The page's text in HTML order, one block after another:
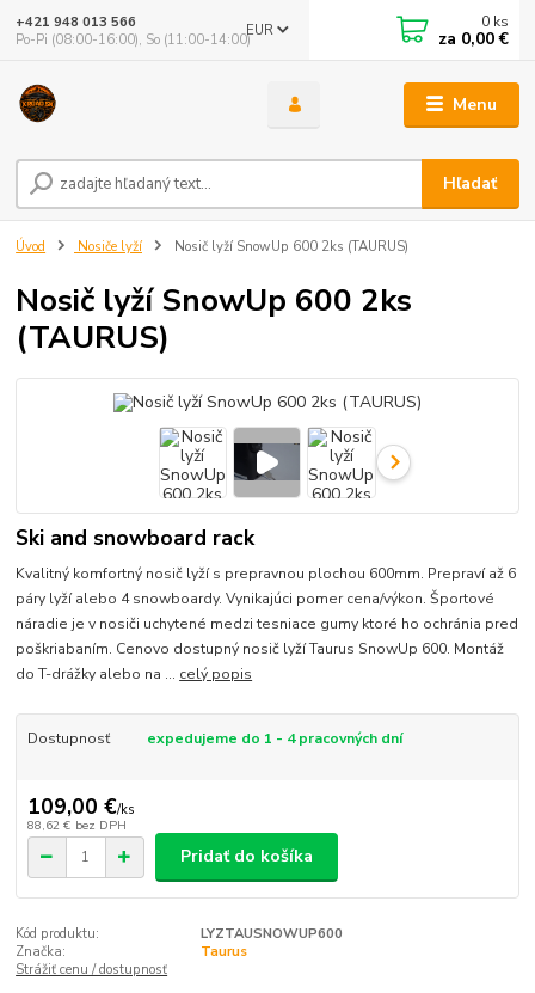
Menu
EUR
Hľadať
+421 948 013 566
Po-Pi (08:00-16:00), So (11:00-14:00)
0 ks
za 0,00 €
Úvod Nosiče lyží Nosič lyží SnowUp 600 2ks (TAURUS)
Nosič lyží SnowUp 600 2ks
(TAURUS)
Ski and snowboard rack
Kvalitný komfortný nosič lyží s prepravnou plochou 600mm. Prepraví až 6
páry lyží alebo 4 snowboardy. Vynikajúci pomer cena/výkon. Športové
náradie je v nosiči uchytené medzi tesniace gumy ktoré ho ochránia pred
poškriabaním. Cenovo dostupný nosič lyží Taurus SnowUp 600. Montáž
do T-drážky alebo na ... celý popis
Dostupnosť expedujeme do 1 - 4 pracovných dní
109,00 €/ks
88,62 € bez DPH
Pridať do košíka
Kód produktu:
LYZTAUSNOWUP600
Značka:
Taurus
Strážiť cenu / dostupnosť